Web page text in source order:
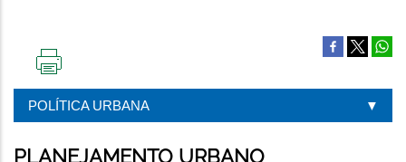
ESTA
PÁGINA
POLÍTICA URBANA
PLANEJAMENTO URBANO